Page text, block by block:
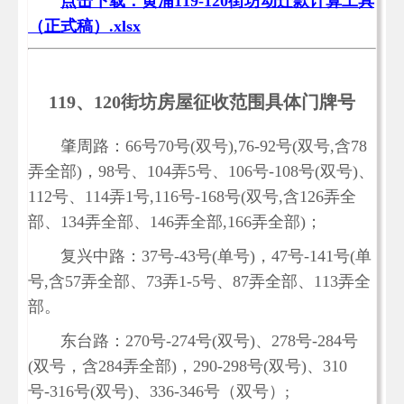
（正式稿）.xlsx
119、120街坊房屋征收范围具体门牌号
肇周路：66号70号(双号),76-92号(双号,含78
弄全部)，98号、104弄5号、106号-108号(双号)、
112号、114弄1号,116号-168号(双号,含126弄全
部、134弄全部、146弄全部,166弄全部)；
复兴中路：37号-43号(单号)，47号-141号(单
号,含57弄全部、73弄1-5号、87弄全部、113弄全
部。
东台路：270号-274号(双号)、278号-284号
(双号，含284弄全部)，290-298号(双号)、310
号-316号(双号)、336-346号（双号）;